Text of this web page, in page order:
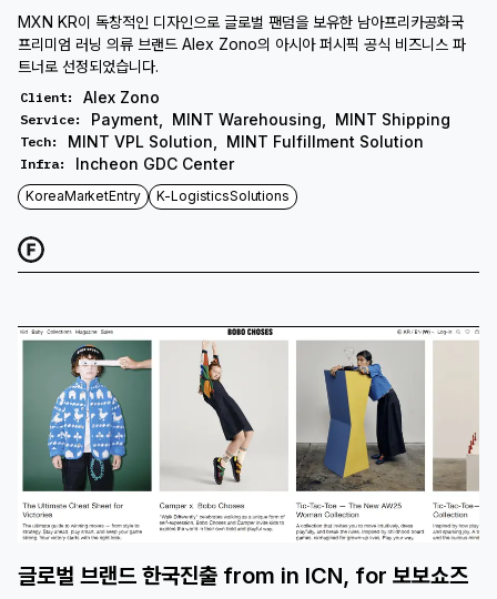
MXN KR이 독창적인 디자인으로 글로벌 팬덤을 보유한 남아프리카공화국
프리미엄 러닝 의류 브랜드 Alex Zono의 아시아 퍼시픽 공식 비즈니스 파
트너로 선정되었습니다.
Client: Alex Zono
Service: Payment MINT Warehousing MINT Shipping
Tech: MINT VPL Solution MINT Fulfillment Solution
Infra: Incheon GDC Center
KoreaMarketEntry K-LogisticsSolutions
글로벌 브랜드 한국진출 from in ICN, for 보보쇼즈